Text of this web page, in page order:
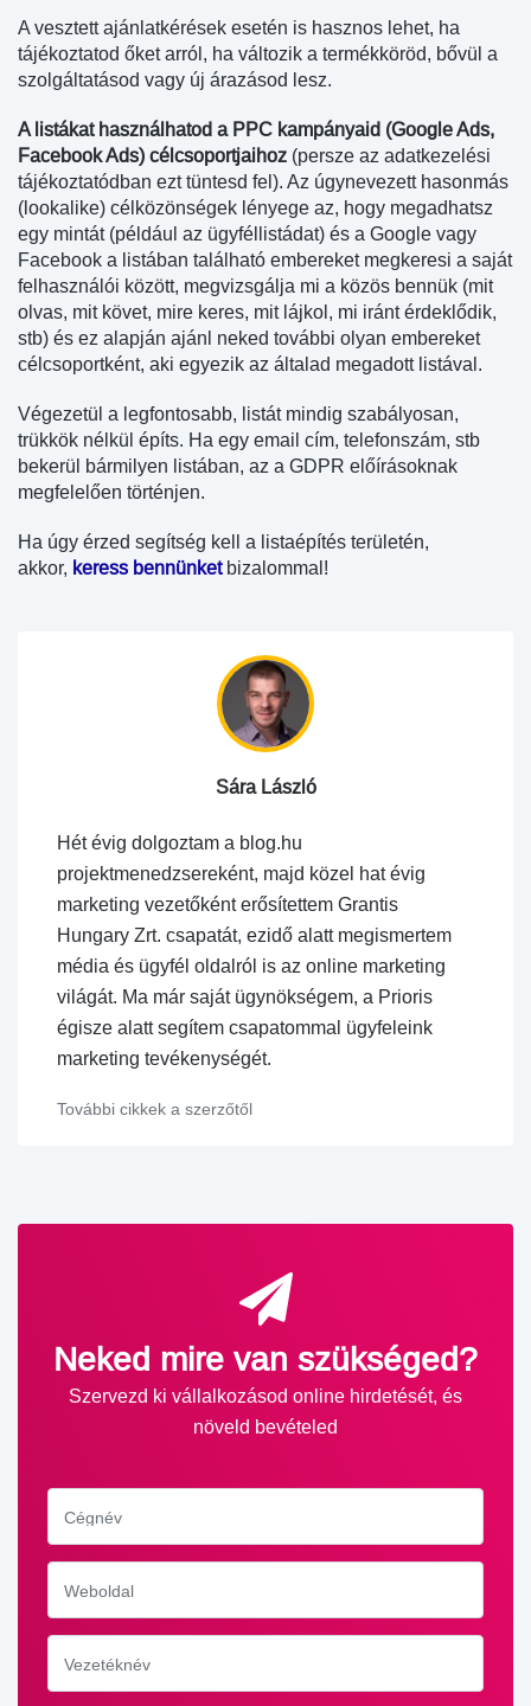
A vesztett ajánlatkérések esetén is hasznos lehet, ha
tájékoztatod őket arról, ha változik a termékköröd, bővül a
szolgáltatásod vagy új árazásod lesz.
A listákat használhatod a PPC kampányaid (Google Ads,
Facebook Ads) célcsoportjaihoz (persze az adatkezelési
tájékoztatódban ezt tüntesd fel). Az úgynevezett hasonmás
(lookalike) célközönségek lényege az, hogy megadhatsz
egy mintát (például az ügyféllistádat) és a Google vagy
Facebook a listában található embereket megkeresi a saját
felhasználói között, megvizsgálja mi a közös bennük (mit
olvas, mit követ, mire keres, mit lájkol, mi iránt érdeklődik,
stb) és ez alapján ajánl neked további olyan embereket
célcsoportként, aki egyezik az általad megadott listával.
Végezetül a legfontosabb, listát mindig szabályosan,
trükkök nélkül építs. Ha egy email cím, telefonszám, stb
bekerül bármilyen listában, az a GDPR előírásoknak
megfelelően történjen.
Ha úgy érzed segítség kell a listaépítés területén,
akkor, keress bennünketbizalommal!
Sára László
Hét évig dolgoztam a blog.hu
projektmenedzsereként, majd közel hat évig
marketing vezetőként erősítettem Grantis
Hungary Zrt. csapatát, ezidő alatt megismertem
média és ügyfél oldalról is az online marketing
világát. Ma már saját ügynökségem, a Prioris
égisze alatt segítem csapatommal ügyfeleink
marketing tevékenységét.
További cikkek a szerzőtől
Neked mire van szükséged?
Szervezd ki vállalkozásod online hirdetését, és
növeld bevételed
Cégnév
Weboldal
Vezetéknév